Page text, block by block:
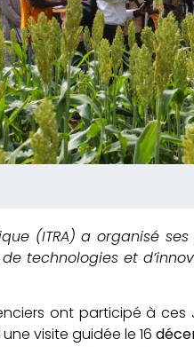
(ITRA) a organisé
technologies et
ont participé à ces
visite guidée le 16